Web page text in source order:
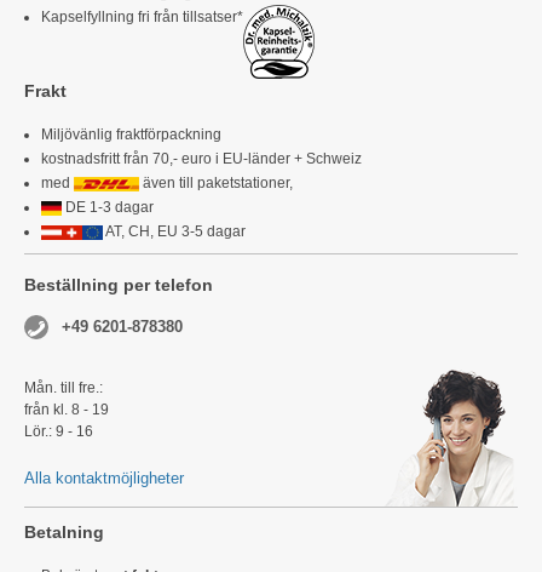
Kapselfyllning fri från tillsatser*
Frakt
Miljövänlig fraktförpackning
kostnadsfritt från 70,- euro i EU-länder + Schweiz
med
även till paketstationer,
DE 1-3 dagar
AT, CH, EU 3-5 dagar
Beställning per telefon
+49 6201-878380
Mån. till fre.:
från kl. 8 - 19
Lör.: 9 - 16
Alla kontaktmöjligheter
Betalning